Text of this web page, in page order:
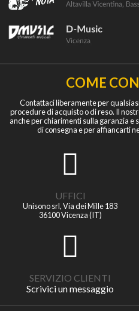
COME
Contattaci liberamente per
procedure di acquisto o di reso. Il
anche per chiarimenti sulla garanzia
di consegna e per affiancarti
UFFICI
Unisono srl, Via dei Mille 183
36100 Vicenza (IT)
SERVIZIO CLIENTI
Scrivici un messaggio